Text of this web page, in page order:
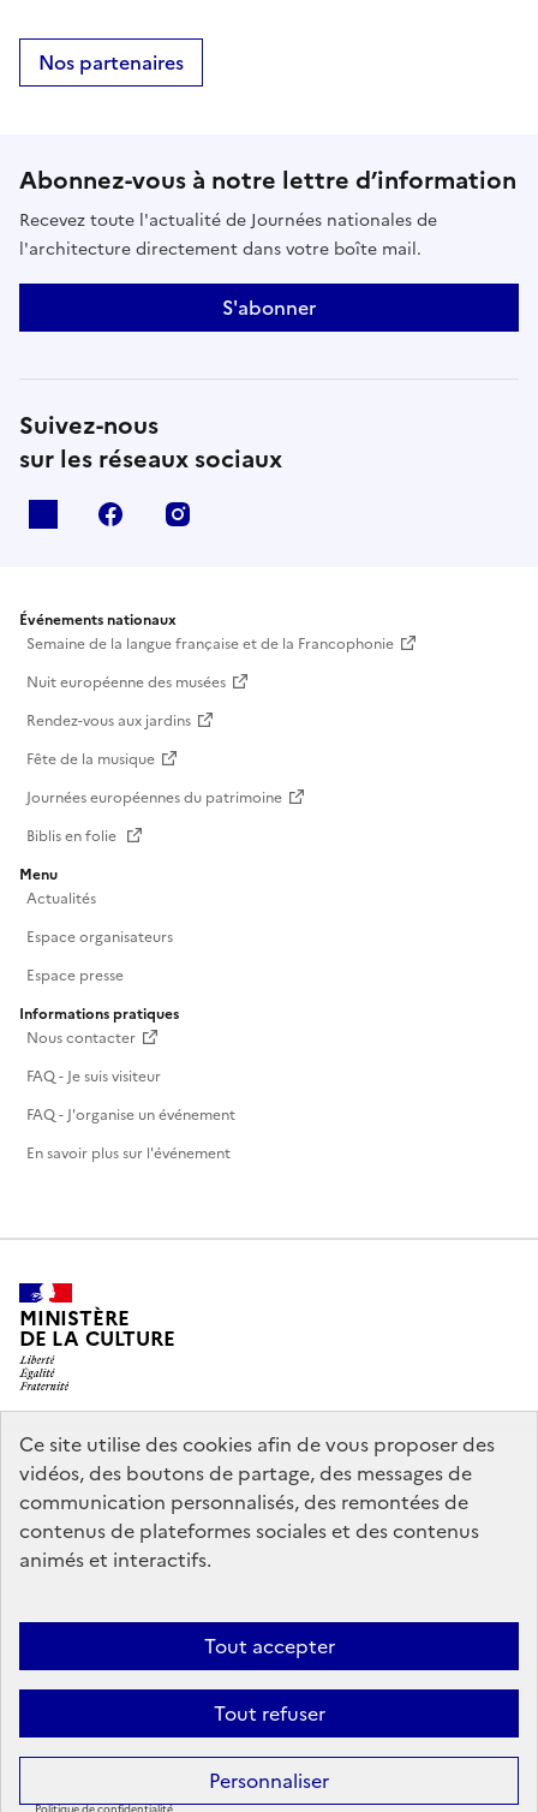
Ce site utilise des cookies afin de vous proposer des
vidéos, des boutons de partage, des messages de
communication personnalisés, des remontées de
contenus de plateformes sociales et des contenus
animés et interactifs.
Tout accepter
Tout refuser
Personnaliser
Nos partenaires
Abonnez-vous à notre lettre d’information
Recevez toute l'actualité de Journées nationales de
l'architecture directement dans votre boîte mail.
S'abonner
Suivez-nous
sur les réseaux sociaux
facebook
Événements nationaux
Semaine de la langue française et de la Francophonie
Nuit européenne des musées
Rendez-vous aux jardins
Fête de la musique
Journées européennes du patrimoine
Biblis en folie
Menu
Actualités
Espace organisateurs
Espace presse
Informations pratiques
Nous contacter
FAQ - Je suis visiteur
FAQ - J'organise un événement
En savoir plus sur l'événement
MINISTÈRE
DE LA CULTURE
legifrance.gouv.fr
info.gouv.fr
service-public.gouv.fr
data.gouv.fr
Nous contacter Mentions légales
Politique générale de protection
Accessibilité : partiellement conforme
d’utilisation des témoins de connexion (cookies)
Sauf mention contraire, tous les contenus de ce site sont sous